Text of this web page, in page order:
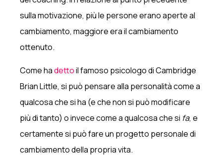
sulla motivazione, più le persone erano aperte al
cambiamento, maggiore era il cambiamento
ottenuto.
Come hadettoil famoso psicologo di Cambridge
Brian Little, si può pensare alla personalità come a
qualcosa che si ha (e che non si può modificare
più di tanto) o invece come a qualcosa che si fa, e
certamente si può fare un progetto personale di
cambiamento della propria vita.